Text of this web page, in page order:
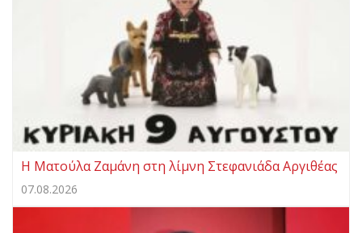
Η Ματούλα Ζαμάνη στη λίμνη Στεφανιάδα Αργιθέας
07.08.2026